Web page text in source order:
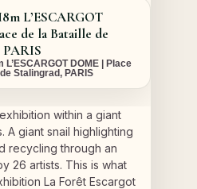
L’ESCARGOT
de la Bataille de
L’ESCARGOT DOME | Place
Stalingrad, PARIS
within a giant
A giant snail highlighting
recycling through an
26 artists. This is what
La Forêt Escargot